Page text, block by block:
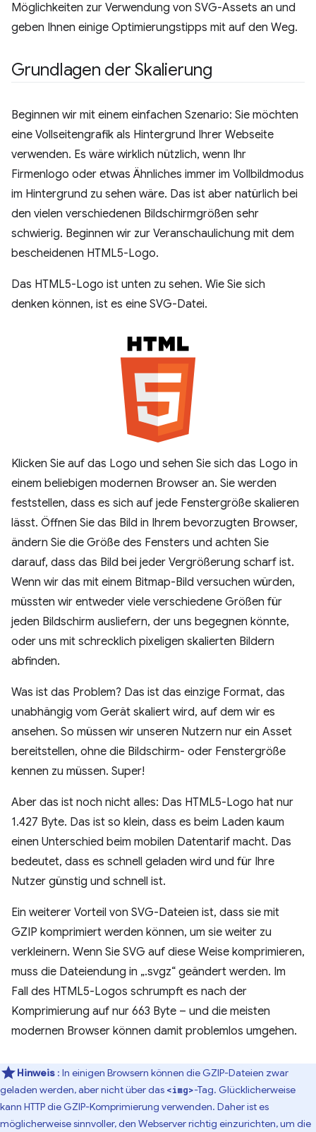
Möglichkeiten zur Verwendung von SVG-Assets an und
geben Ihnen einige Optimierungstipps mit auf den Weg.
Grundlagen der Skalierung
Beginnen wir mit einem einfachen Szenario: Sie möchten
eine Vollseitengrafik als Hintergrund Ihrer Webseite
verwenden. Es wäre wirklich nützlich, wenn Ihr
Firmenlogo oder etwas Ähnliches immer im Vollbildmodus
im Hintergrund zu sehen wäre. Das ist aber natürlich bei
den vielen verschiedenen Bildschirmgrößen sehr
schwierig. Beginnen wir zur Veranschaulichung mit dem
bescheidenen HTML5-Logo.
Das HTML5-Logo ist unten zu sehen. Wie Sie sich
denken können, ist es eine SVG-Datei.
Klicken Sie auf das Logo und sehen Sie sich das Logo in
einem beliebigen modernen Browser an. Sie werden
feststellen, dass es sich auf jede Fenstergröße skalieren
lässt. Öffnen Sie das Bild in Ihrem bevorzugten Browser,
ändern Sie die Größe des Fensters und achten Sie
darauf, dass das Bild bei jeder Vergrößerung scharf ist.
Wenn wir das mit einem Bitmap-Bild versuchen würden,
müssten wir entweder viele verschiedene Größen für
jeden Bildschirm ausliefern, der uns begegnen könnte,
oder uns mit schrecklich pixeligen skalierten Bildern
abfinden.
Was ist das Problem? Das ist das einzige Format, das
unabhängig vom Gerät skaliert wird, auf dem wir es
ansehen. So müssen wir unseren Nutzern nur ein Asset
bereitstellen, ohne die Bildschirm- oder Fenstergröße
kennen zu müssen. Super!
Aber das ist noch nicht alles: Das HTML5-Logo hat nur
1.427 Byte. Das ist so klein, dass es beim Laden kaum
einen Unterschied beim mobilen Datentarif macht. Das
bedeutet, dass es schnell geladen wird und für Ihre
Nutzer günstig und schnell ist.
Ein weiterer Vorteil von SVG-Dateien ist, dass sie mit
GZIP komprimiert werden können, um sie weiter zu
verkleinern. Wenn Sie SVG auf diese Weise komprimieren,
muss die Dateiendung in „.svgz“ geändert werden. Im
Fall des HTML5-Logos schrumpft es nach der
Komprimierung auf nur 663 Byte – und die meisten
modernen Browser können damit problemlos umgehen.
Hinweis : In einigen Browsern können die GZIP-Dateien zwar
geladen werden, aber nicht über das <img>-Tag. Glücklicherweise
kann HTTP die GZIP-Komprimierung verwenden. Daher ist es
möglicherweise sinnvoller, den Webserver richtig einzurichten, um die